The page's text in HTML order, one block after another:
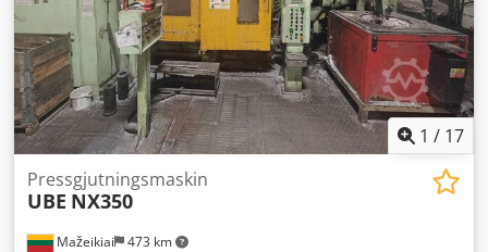
1 / 17
Mažeikiai 473 km
Pressgjutningsmaskin
UBE NX350